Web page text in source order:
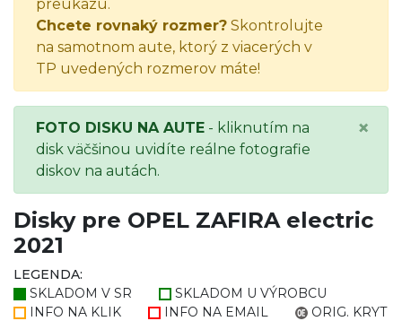
preukazu.
Chcete rovnaký rozmer? Skontrolujte
na samotnom aute, ktorý z viacerých v
TP uvedených rozmerov máte!
FOTO DISKU NA AUTE - kliknutím na
disk väčšinou uvidíte reálne fotografie
diskov na autách.
×
Disky pre OPEL ZAFIRA electric
2021
LEGENDA:
SKLADOM V SR
SKLADOM U VÝROBCU
INFO NA KLIK
INFO NA EMAIL
ORIG. KRYT